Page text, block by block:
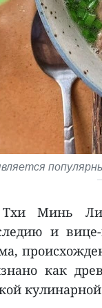
Минь Ли,
и
как